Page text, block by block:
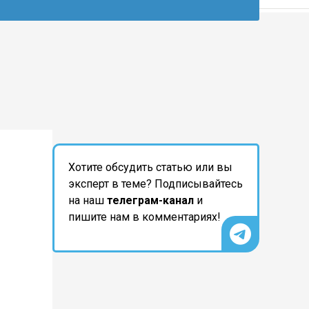
Хотите обсудить статью или вы
эксперт в теме? Подписывайтесь
на наш телеграм-канал и
пишите нам в комментариях!